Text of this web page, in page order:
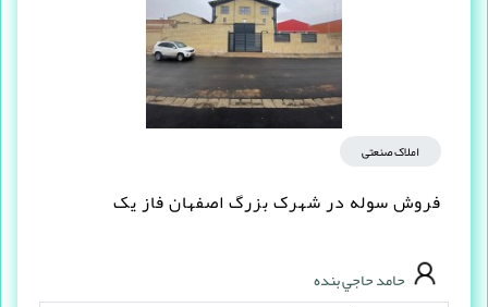
املاک صنعتی
فروش سوله در شهرک بزرگ اصفهان فاز یک
حامد حاجي بنده